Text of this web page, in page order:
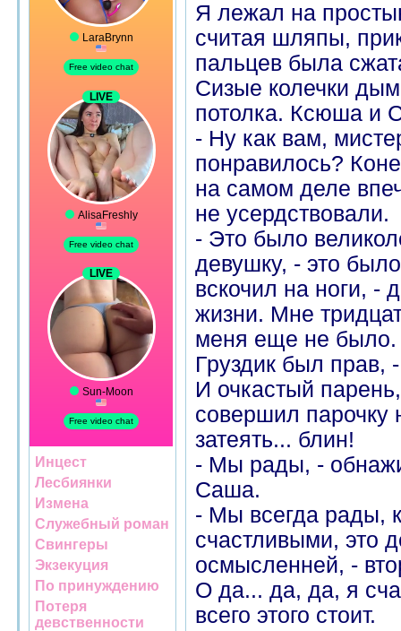
Инцест
Лесбиянки
Измена
Служебный роман
Свингеры
Экзекуция
По принуждению
Потеря
девственности
Я лежал на
считая шляпы,
пальцев была
Сизые колечки
потолка. Ксюша и
- Ну как вам,
понравилось?
на самом деле
не усердствовали.
- Это было
девушку, - это
вскочил на ноги, -
жизни. Мне
меня еще не было.
Груздик был прав,
И очкастый
совершил парочку
затеять... блин!
- Мы рады, -
Саша.
- Мы всегда рады,
счастливыми, это
осмысленней, -
О да... да, да, я
всего этого стоит.